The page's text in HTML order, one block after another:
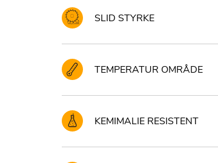
SLID STYRKE
TEMPERATUR OMRÅDE
KEMIMALIE RESISTENT